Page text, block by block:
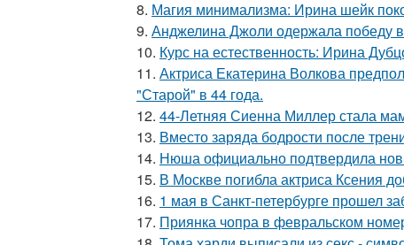
8. Магия минимализма: Ирина шейк
9. Анджелина Джоли одержала победу
10. Курс на естественность: Ирина
11. Актриса Екатерина Волкова
"Старой" в 44 года.
12. 44-Летняя Сиенна Миллер стала
13. Вместо заряда бодрости после
14. Нюша официально подтвердила
15. В Москве погибла актриса Ксения
16. 1 мая в Санкт-петербурге прошел
17. Приянка чопра в февральском